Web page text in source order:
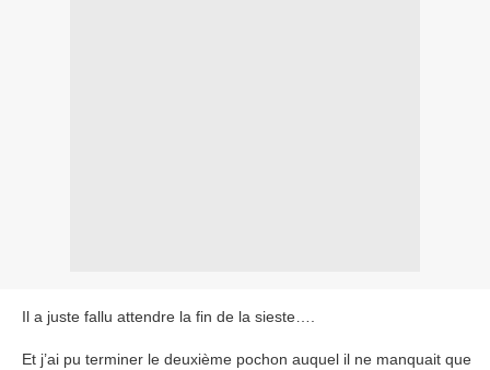
Il a juste fallu attendre la fin de la sieste….
Et j’ai pu terminer le deuxième pochon auquel il ne manquait que